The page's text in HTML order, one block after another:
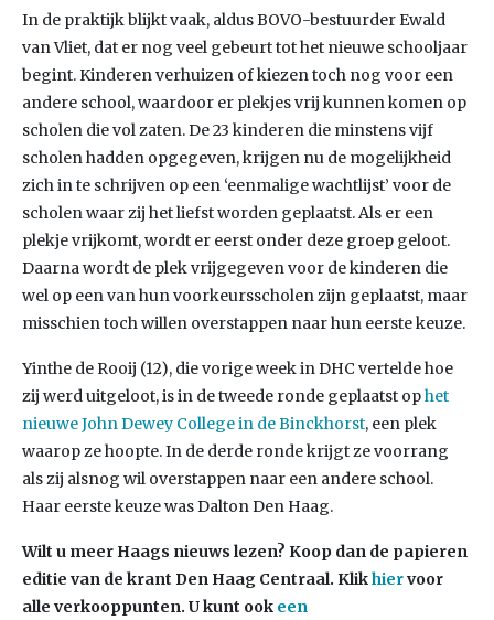
In de praktijk blijkt vaak, aldus BOVO-bestuurder Ewald
van Vliet, dat er nog veel gebeurt tot het nieuwe schooljaar
begint. Kinderen verhuizen of kiezen toch nog voor een
andere school, waardoor er plekjes vrij kunnen komen op
scholen die vol zaten. De 23 kinderen die minstens vijf
scholen hadden opgegeven, krijgen nu de mogelijkheid
zich in te schrijven op een ‘eenmalige wachtlijst’ voor de
scholen waar zij het liefst worden geplaatst. Als er een
plekje vrijkomt, wordt er eerst onder deze groep geloot.
Daarna wordt de plek vrijgegeven voor de kinderen die
wel op een van hun voorkeursscholen zijn geplaatst, maar
misschien toch willen overstappen naar hun eerste keuze.
Yinthe de Rooij (12), die vorige week in DHC vertelde hoe
zij werd uitgeloot, is in de tweede ronde geplaatst ophet
nieuwe John Dewey College in de Binckhorst, een plek
waarop ze hoopte. In de derde ronde krijgt ze voorrang
als zij alsnog wil overstappen naar een andere school.
Haar eerste keuze was Dalton Den Haag.
Wilt u meer Haags nieuws lezen? Koop dan de papieren
editie van de krant Den Haag Centraal. Klikhiervoor
alle verkooppunten. U kunt ook een